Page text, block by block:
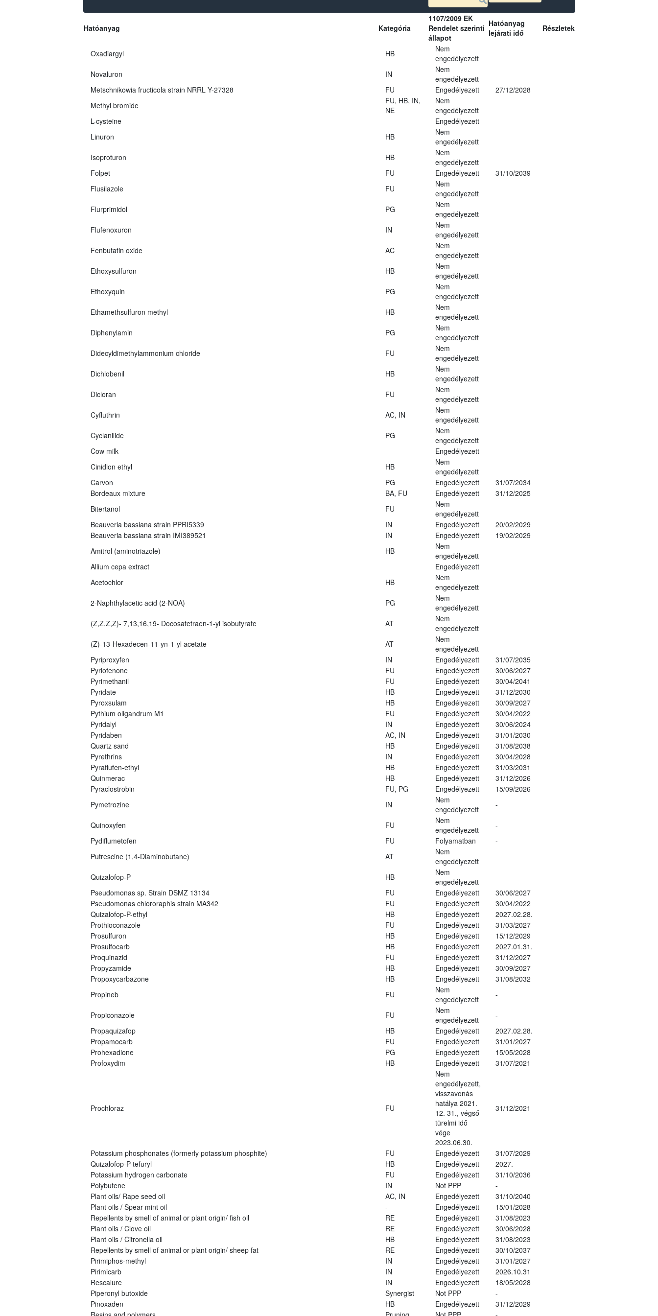
Hatóanyag Kategória
1107/2009 EK
Rendelet szerinti
állapot
Hatóanyag
lejárati idő
Részletek
Oxadiargyl HB
Nem
engedélyezett
Novaluron
IN
Nem
engedélyezett
Metschnikowia fructicola strain NRRL Y-27328
FU Engedélyezett
27/12/2028
Methyl bromide
FU, HB, IN,
NE
Nem
engedélyezett
L-cysteine
Engedélyezett
Linuron
HB
Nem
engedélyezett
Isoproturon
HB
Nem
engedélyezett
Folpet
FU Engedélyezett
31/10/2039
Flusilazole
FU
Nem
engedélyezett
Flurprimidol
PG
Nem
engedélyezett
Flufenoxuron
IN
Nem
engedélyezett
Fenbutatin oxide
AC
Nem
engedélyezett
Ethoxysulfuron
HB
Nem
engedélyezett
Ethoxyquin
PG
Nem
engedélyezett
Ethamethsulfuron methyl
HB
Nem
engedélyezett
Diphenylamin
PG
Nem
engedélyezett
Didecyldimethylammonium chloride
FU
Nem
engedélyezett
Dichlobenil
HB
Nem
engedélyezett
Dicloran
FU
Nem
engedélyezett
Cyfluthrin
AC, IN
Nem
engedélyezett
Cyclanilide
PG
Nem
engedélyezett
Cow milk
Engedélyezett
Cinidion ethyl
HB
Nem
engedélyezett
Carvon
PG Engedélyezett
31/07/2034
Bordeaux mixture
BA, FU Engedélyezett
31/12/2025
Bitertanol
FU
Nem
engedélyezett
Beauveria bassiana strain PPRI5339
IN Engedélyezett
20/02/2029
Beauveria bassiana strain IMI389521
IN Engedélyezett
19/02/2029
Amitrol (aminotriazole)
HB
Nem
engedélyezett
Allium cepa extract
Engedélyezett
Acetochlor
HB
Nem
engedélyezett
2-Naphthylacetic acid (2-NOA)
PG
Nem
engedélyezett
(Z,Z,Z,Z)- 7,13,16,19- Docosatetraen-1-yl isobutyrate
AT
Nem
engedélyezett
(Z)-13-Hexadecen-11-yn-1-yl acetate
AT
Nem
engedélyezett
Pyriproxyfen
IN Engedélyezett
31/07/2035
Pyriofenone
FU Engedélyezett
30/06/2027
Pyrimethanil
FU Engedélyezett
30/04/2041
Pyridate
HB Engedélyezett
31/12/2030
Pyroxsulam
HB Engedélyezett
30/09/2027
Pythium oligandrum M1
FU Engedélyezett
30/04/2022
Pyridalyl
IN Engedélyezett
30/06/2024
Pyridaben
AC, IN Engedélyezett
31/01/2030
Quartz sand
HB Engedélyezett
31/08/2038
Pyrethrins
IN Engedélyezett
30/04/2028
Pyraflufen-ethyl
HB Engedélyezett
31/03/2031
Quinmerac
HB Engedélyezett
31/12/2026
Pyraclostrobin
FU, PG Engedélyezett
15/09/2026
Pymetrozine
IN
Nem
engedélyezett
-
Quinoxyfen FU
Nem
engedélyezett
-
Pydiflumetofen
FU Folyamatban
-
Putrescine (1,4-Diaminobutane)
AT
Nem
engedélyezett
Quizalofop-P
HB
Nem
engedélyezett
Pseudomonas sp. Strain DSMZ 13134
FU Engedélyezett
30/06/2027
Pseudomonas chlororaphis strain MA342
FU Engedélyezett
30/04/2022
Quizalofop-P-ethyl
HB Engedélyezett
2027.02.28.
Prothioconazole
FU Engedélyezett
31/03/2027
Prosulfuron
HB Engedélyezett
15/12/2029
Prosulfocarb
HB Engedélyezett
2027.01.31.
Proquinazid
FU Engedélyezett
31/12/2027
Propyzamide
HB Engedélyezett
30/09/2027
Propoxycarbazone
HB Engedélyezett
31/08/2032
Propineb
FU
Nem
engedélyezett
-
Propiconazole FU
Nem
engedélyezett
-
Propaquizafop
HB Engedélyezett
2027.02.28.
Propamocarb
FU Engedélyezett
31/01/2027
Prohexadione
PG Engedélyezett
15/05/2028
Profoxydim
HB Engedélyezett 31/07/2021
Prochloraz FU
Nem
engedélyezett,
visszavonás
hatálya 2021.
12. 31., végső
türelmi idő
vége
2023.06.30.
31/12/2021
Potassium phosphonates (formerly potassium phosphite) FU Engedélyezett
31/07/2029
Quizalofop-P-tefuryl
HB Engedélyezett
2027.
Potassium hydrogen carbonate
FU Engedélyezett
31/10/2036
Polybutene
IN Not PPP
-
Plant oils/ Rape seed oil
AC, IN Engedélyezett
31/10/2040
Plant oils / Spear mint oil
- Engedélyezett
15/01/2028
Repellents by smell of animal or plant origin/ fish oil
RE Engedélyezett
31/08/2023
Plant oils / Clove oil
RE Engedélyezett
30/06/2028
Plant oils / Citronella oil
HB Engedélyezett
31/08/2023
Repellents by smell of animal or plant origin/ sheep fat
RE Engedélyezett
30/10/2037
Pirimiphos-methyl
IN Engedélyezett
31/01/2027
Pirimicarb
IN Engedélyezett
2026.10.31
Rescalure
IN Engedélyezett
18/05/2028
Piperonyl butoxide
Synergist Not PPP
-
Pinoxaden
HB Engedélyezett
31/12/2029